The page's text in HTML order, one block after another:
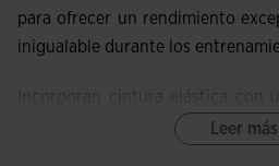
para ofrecer un rendimiento
inigualable durante los
Leer más